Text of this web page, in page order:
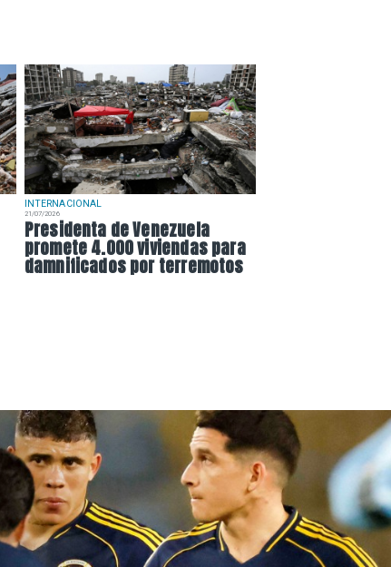
INTERNACIONAL
21/07/2026
Presidenta de Venezuela
promete 4.000 viviendas para
damnificados por terremotos